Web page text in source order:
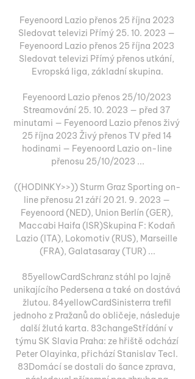
Feyenoord Lazio přenos 25 října 2023
Sledovat televizi Přímý 25. 10. 2023 —
Feyenoord Lazio přenos 25 října 2023
Sledovat televizi Přímý přenos utkání,
Evropská liga, základní skupina.
Feyenoord Lazio přenos 25/10/2023
Streamování 25. 10. 2023 — před 37
minutami — Feyenoord Lazio přenos živý
25 října 2023 Živý přenos TV před 14
hodinami — Feyenoord Lazio on-line
přenosu 25/10/2023 ...
((HODINKY>>)) Sturm Graz Sporting on-
line přenosu 21 září 20 21. 9. 2023 —
Feyenoord (NED), Union Berlín (GER),
Maccabi Haifa (ISR)Skupina F: Kodaň
Lazio (ITA), Lokomotiv (RUS), Marseille
(FRA), Galatasaray (TUR) ...
85yellowCardSchranz stáhl po lajně
unikajícího Pedersena a také on dostává
žlutou. 84yellowCardSinisterra trefil
jednoho z Pražanů do obličeje, následuje
další žlutá karta. 83changeStřídání v
týmu SK Slavia Praha: ze hřiště odchází
Peter Olayinka, přichází Stanislav Tecl.
83Domácí se dostali do šance zprava,